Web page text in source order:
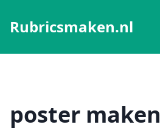
Rubricsmaken.nl
poster maken